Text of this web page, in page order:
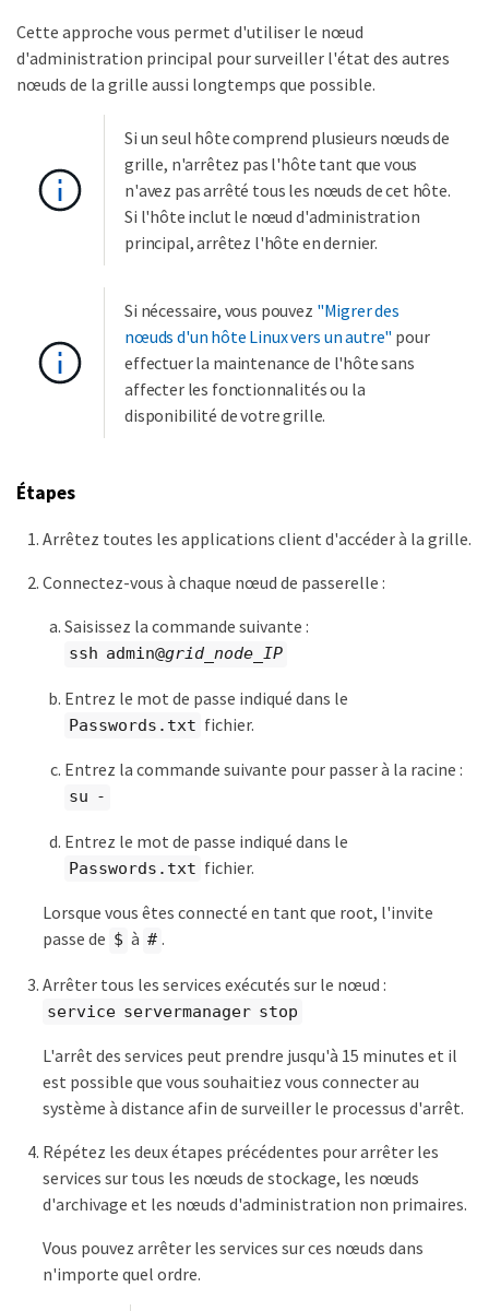
Cette approche vous permet d'utiliser le nœud
d'administration principal pour surveiller l'état des autres
nœuds de la grille aussi longtemps que possible.
Si un seul hôte comprend plusieurs nœuds de
grille, n'arrêtez pas l'hôte tant que vous
n'avez pas arrêté tous les nœuds de cet hôte.
Si l'hôte inclut le nœud d'administration
principal, arrêtez l'hôte en dernier.
Si nécessaire, vous pouvez "Migrer des
nœuds d'un hôte Linux vers un autre" pour
effectuer la maintenance de l'hôte sans
affecter les fonctionnalités ou la
disponibilité de votre grille.
Étapes
Arrêtez toutes les applications client d'accéder à la grille.
Connectez-vous à chaque nœud de passerelle :
Saisissez la commande suivante :
ssh admin@grid_node_IP
Entrez le mot de passe indiqué dans le
Passwords.txt fichier.
Entrez la commande suivante pour passer à la racine :
su -
Entrez le mot de passe indiqué dans le
Passwords.txt fichier.
Lorsque vous êtes connecté en tant que root, l'invite
passe de $ à # .
Arrêter tous les services exécutés sur le nœud :
service servermanager stop
L'arrêt des services peut prendre jusqu'à 15 minutes et il
est possible que vous souhaitiez vous connecter au
système à distance afin de surveiller le processus d'arrêt.
Répétez les deux étapes précédentes pour arrêter les
services sur tous les nœuds de stockage, les nœuds
d'archivage et les nœuds d'administration non primaires.
Vous pouvez arrêter les services sur ces nœuds dans
n'importe quel ordre.